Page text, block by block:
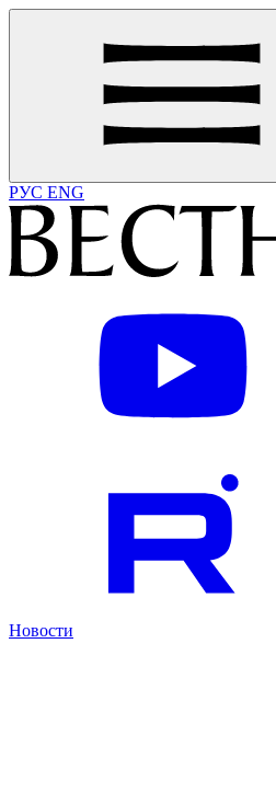
РУС ENG
Новости